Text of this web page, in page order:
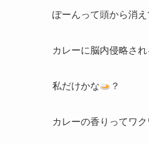
ぽーんって頭から消え
カレーに脳内侵略され
私だけかな ？
カレーの香りってワ